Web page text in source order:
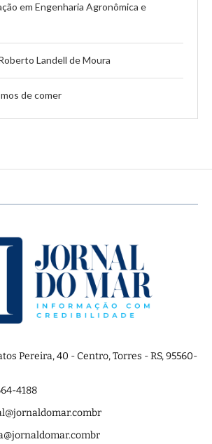
em Engenharia Agronômica e
Landell de Moura
de comer
Pereira, 40 - Centro, Torres - RS, 95560-
4188